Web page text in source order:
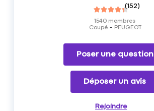
(152)
Coupé PEUGEOT
1540 membres
Poser une question
Déposer un avis
Rejoindre